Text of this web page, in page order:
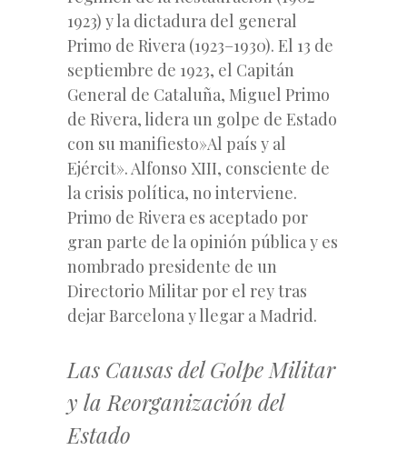
1923) y la dictadura del general
Primo de Rivera (1923–1930). El 13 de
septiembre de 1923, el Capitán
General de Cataluña, Miguel Primo
de Rivera, lidera un golpe de Estado
con su manifiesto»Al país y al
Ejércit». Alfonso XIII, consciente de
la crisis política, no interviene.
Primo de Rivera es aceptado por
gran parte de la opinión pública y es
nombrado presidente de un
Directorio Militar por el rey tras
dejar Barcelona y llegar a Madrid.
Las Causas del Golpe Militar
y la Reorganización del
Estado